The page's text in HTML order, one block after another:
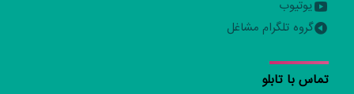
یوتیوب
گروه تلگرام مشاغل
تماس با تابلو